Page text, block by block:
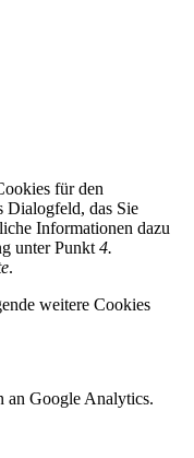
für den
Dialogfeld, das Sie
Informationen dazu
unter Punkt 4.
.
weitere Cookies
an Google Analytics.